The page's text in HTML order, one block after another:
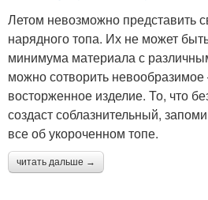
Летом невозможно представить
нарядного топа. Их не может
минимума материала с
можно сотворить невообразимое
восторженное изделие. То, что
создаст соблазнительный,
все об укороченном топе.
читать дальше →